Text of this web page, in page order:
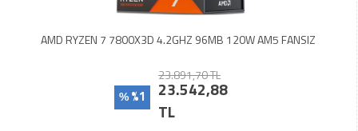
AMD RYZEN 7 7800X3D 4.2GHZ 96MB 120W AM5 FANSIZ
% %1
23.891,70 TL
23.542,88
TL